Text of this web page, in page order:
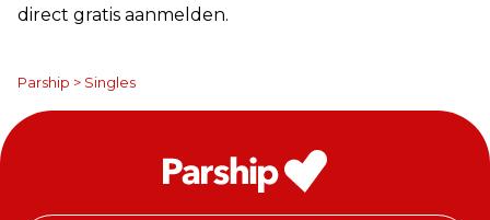
direct gratis aanmelden.
Parship > Singles